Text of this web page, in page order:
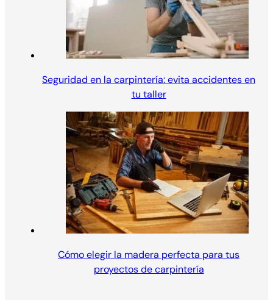
Seguridad en la carpintería: evita accidentes en
tu taller
Cómo elegir la madera perfecta para tus
proyectos de carpintería